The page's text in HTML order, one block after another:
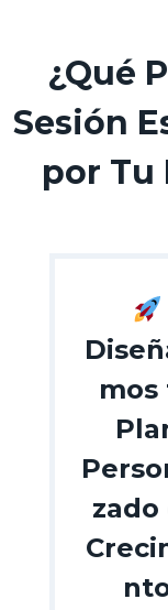
¿Qué
Sesión
por Tu
mos
zado